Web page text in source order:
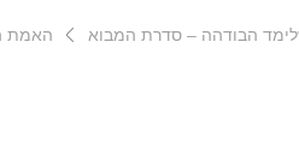
הבודהה – סדרת המבוא האמת